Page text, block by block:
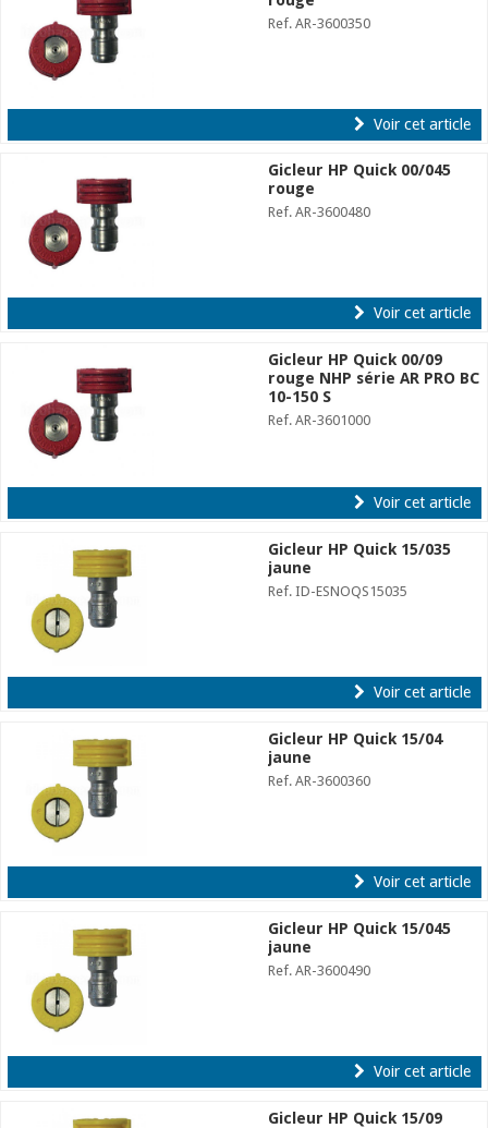
Ref. AR-3600350
Voir cet article
Gicleur HP Quick 00/045
rouge
Ref. AR-3600480
Voir cet article
Gicleur HP Quick 00/09
rouge NHP série AR PRO BC
10-150 S
Ref. AR-3601000
Voir cet article
Gicleur HP Quick 15/035
jaune
Ref. ID-ESNOQS15035
Voir cet article
Gicleur HP Quick 15/04
jaune
Ref. AR-3600360
Voir cet article
Gicleur HP Quick 15/045
jaune
Ref. AR-3600490
Voir cet article
Gicleur HP Quick 15/09